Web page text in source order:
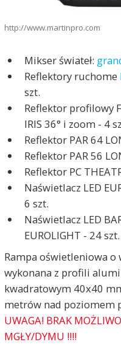
http://www.martinpro.com
Mikser świateł:
Reflektory ruchome
szt.
Reflektor profilowy
IRIS 36° i zoom - 4
Reflektor PAR 64
Reflektor PAR 56
Reflektor PC
Naświetlacz LED
6 szt.
Naświetlacz LED
EUROLIGHT - 24 szt.
Rampa oświetleniowa
wykonana z profili
kwadratowym 40x40
metrów nad poziomem
UWAGA! BRAK
MGŁY/DYMU !!!!